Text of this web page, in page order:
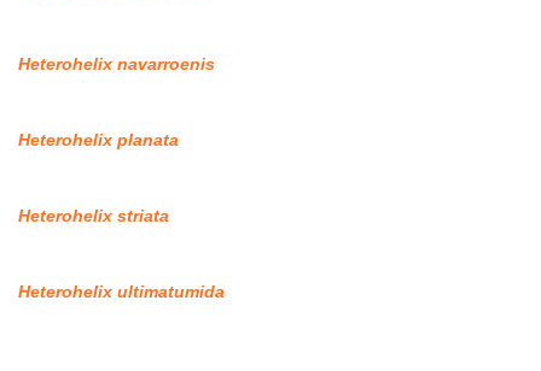
Heterohelix navarroenis
Heterohelix planata
Heterohelix striata
Heterohelix ultimatumida